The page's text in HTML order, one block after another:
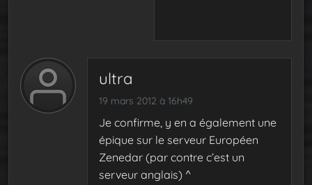
ultra
19 mars 2012 à 16h49
Je confirme, y en a également une
épique sur le serveur Européen
Zenedar (par contre c’est un
serveur anglais) ^